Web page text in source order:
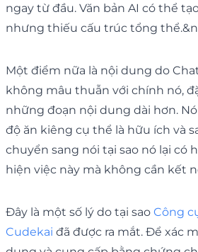
ngay từ đầu. Văn bản AI có thể
nhưng thiếu cấu trúc tổng
Một điểm nữa là nội dung do
không mâu thuẫn với chính nó,
những đoạn nội dung dài hơn.
độ ăn kiêng cụ thể là hữu ích và
chuyển sang nói tại sao nó lại có
hiện việc này mà không cần kết
Đây là một số lý do tại sao Công
Cudekai đã được ra mắt. Để xác